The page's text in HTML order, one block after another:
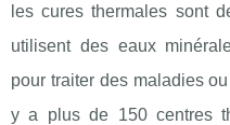
les cures thermales sont
utilisent des eaux
pour traiter des maladies
y a plus de 150 centres